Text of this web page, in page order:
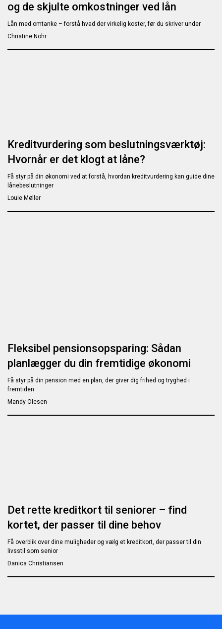
og de skjulte omkostninger ved lån
Lån med omtanke – forstå hvad der virkelig koster, før du skriver under
Christine Nohr
Kreditvurdering som beslutningsværktøj:
Hvornår er det klogt at låne?
Få styr på din økonomi ved at forstå, hvordan kreditvurdering kan guide dine
lånebeslutninger
Louie Møller
Fleksibel pensionsopsparing: Sådan
planlægger du din fremtidige økonomi
Få styr på din pension med en plan, der giver dig frihed og tryghed i
fremtiden
Mandy Olesen
Det rette kreditkort til seniorer – find
kortet, der passer til dine behov
Få overblik over dine muligheder og vælg et kreditkort, der passer til din
livsstil som senior
Danica Christiansen